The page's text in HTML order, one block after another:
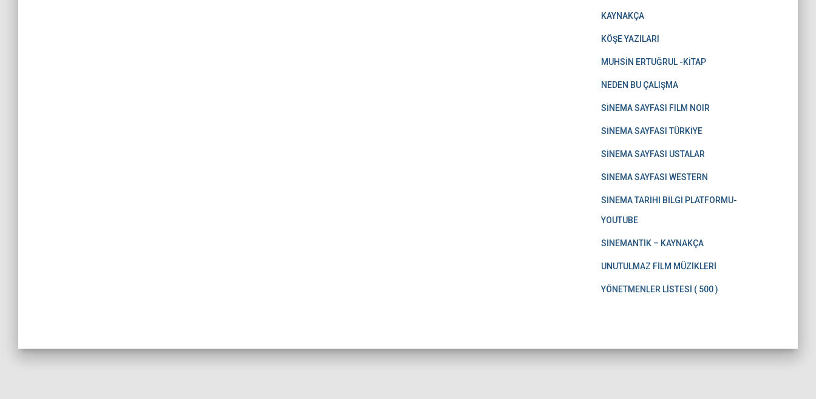
KAYNAKÇA
KÖŞE YAZILARI
MUHSİN ERTUĞRUL -KİTAP
NEDEN BU ÇALIŞMA
SİNEMA SAYFASI FILM NOIR
SİNEMA SAYFASI TÜRKİYE
SİNEMA SAYFASI USTALAR
SİNEMA SAYFASI WESTERN
SİNEMA TARİHİ BİLGİ PLATFORMU-
YOUTUBE
SİNEMANTİK – KAYNAKÇA
UNUTULMAZ FİLM MÜZİKLERİ
YÖNETMENLER LİSTESİ ( 500 )